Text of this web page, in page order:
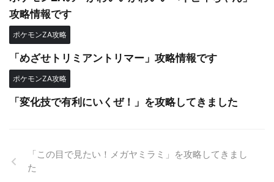
攻略情報です
ポケモンZA攻略
「めざせトリミアントリマー」攻略情報です
ポケモンZA攻略
「変化技で有利にいくぜ！」を攻略してきました
「この目で見たい！メガヤミラミ」を攻略してきまし
た